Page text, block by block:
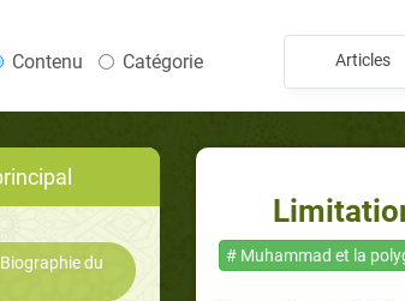
Contenu Catégorie Articles
du
# Muhammad et la